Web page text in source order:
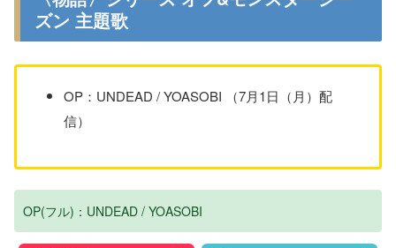
ズン 主題歌
OP：UNDEAD / YOASOBI （7月1日（月）配
信）
OP(フル)：UNDEAD / YOASOBI